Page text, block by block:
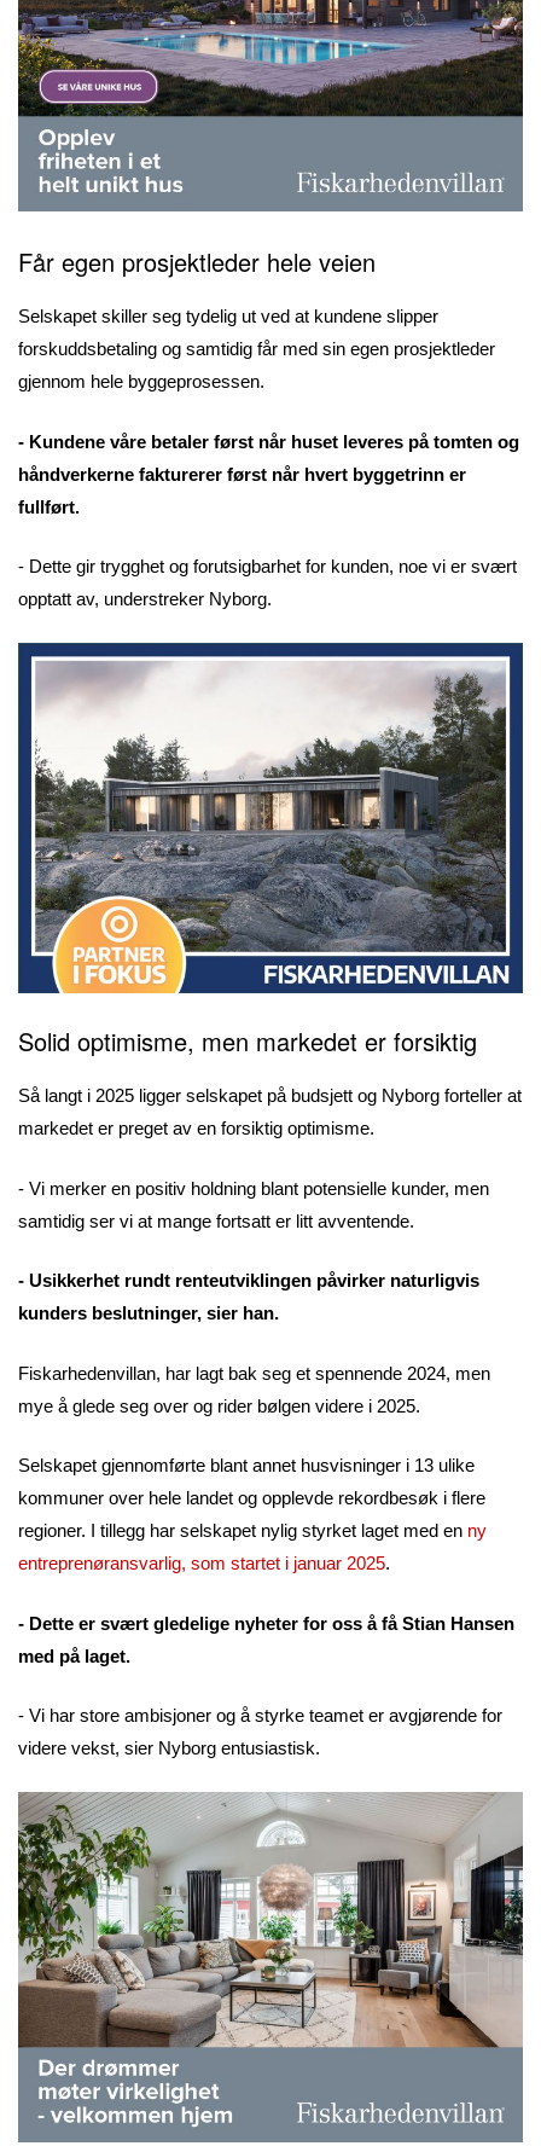
Får egen prosjektleder hele veien
Selskapet skiller seg tydelig ut ved at kundene slipper
forskuddsbetaling og samtidig får med sin egen prosjektleder
gjennom hele byggeprosessen.
- Kundene våre betaler først når huset leveres på tomten og
håndverkerne fakturerer først når hvert byggetrinn er
fullført.
- Dette gir trygghet og forutsigbarhet for kunden, noe vi er svært
opptatt av, understreker Nyborg.
Solid optimisme, men markedet er forsiktig
Så langt i 2025 ligger selskapet på budsjett og Nyborg forteller at
markedet er preget av en forsiktig optimisme.
- Vi merker en positiv holdning blant potensielle kunder, men
samtidig ser vi at mange fortsatt er litt avventende.
- Usikkerhet rundt renteutviklingen påvirker naturligvis
kunders beslutninger, sier han.
Fiskarhedenvillan, har lagt bak seg et spennende 2024, men
mye å glede seg over og rider bølgen videre i 2025.
Selskapet gjennomførte blant annet husvisninger i 13 ulike
kommuner over hele landet og opplevde rekordbesøk i flere
regioner. I tillegg har selskapet nylig styrket laget med en ny
entreprenøransvarlig, som startet i januar 2025.
- Dette er svært gledelige nyheter for oss å få Stian Hansen
med på laget.
- Vi har store ambisjoner og å styrke teamet er avgjørende for
videre vekst, sier Nyborg entusiastisk.